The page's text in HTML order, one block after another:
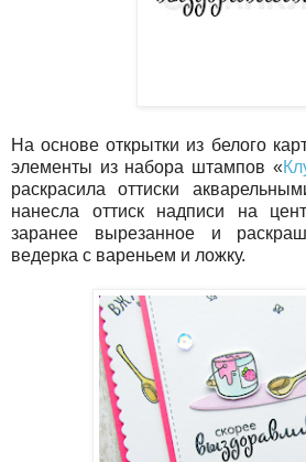
На основе открытки из белого
элементы из набора штампов «
раскрасила оттиски
нанесла оттиск надписи на
заранее вырезанное и
ведерка с вареньем и ложку.